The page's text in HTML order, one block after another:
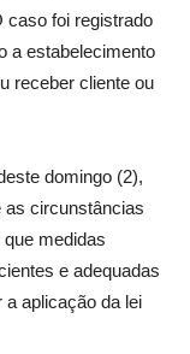
caso foi registrado
a estabelecimento
receber cliente ou
domingo (2),
as circunstâncias
medidas
e adequadas
a aplicação da lei